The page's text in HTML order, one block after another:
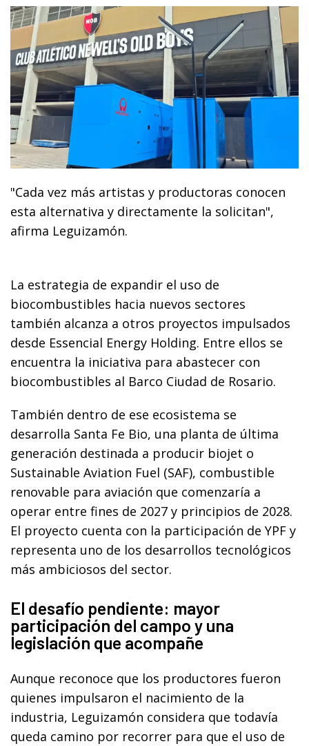
"Cada vez más artistas y productoras conocen
esta alternativa y directamente la solicitan",
afirma Leguizamón.
La estrategia de expandir el uso de
biocombustibles hacia nuevos sectores
también alcanza a otros proyectos impulsados
desde Essencial Energy Holding. Entre ellos se
encuentra la iniciativa para abastecer con
biocombustibles al Barco Ciudad de Rosario.
También dentro de ese ecosistema se
desarrolla Santa Fe Bio, una planta de última
generación destinada a producir biojet o
Sustainable Aviation Fuel (SAF), combustible
renovable para aviación que comenzaría a
operar entre fines de 2027 y principios de 2028.
El proyecto cuenta con la participación de YPF y
representa uno de los desarrollos tecnológicos
más ambiciosos del sector.
El desafío pendiente: mayor
participación del campo y una
legislación que acompañe
Aunque reconoce que los productores fueron
quienes impulsaron el nacimiento de la
industria, Leguizamón considera que todavía
queda camino por recorrer para que el uso de